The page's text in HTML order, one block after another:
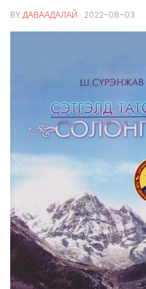
BYДАВААДАЛАЙ · 2022-08-03